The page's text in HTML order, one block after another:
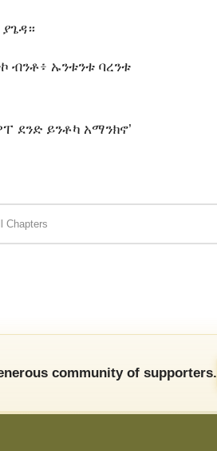
ብንቶ፥ ኡንቱንቱ ባረንቱ
ደንድ ይንቶካ አማንክኖ’
community of supporters.